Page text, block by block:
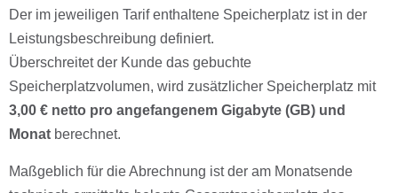
Der im jeweiligen Tarif enthaltene Speicherplatz ist in der
Leistungsbeschreibung definiert.
Überschreitet der Kunde das gebuchte
Speicherplatzvolumen, wird zusätzlicher Speicherplatz mit
3,00 € netto pro angefangenem Gigabyte (GB) und
Monat berechnet.
Maßgeblich für die Abrechnung ist der am Monatsende